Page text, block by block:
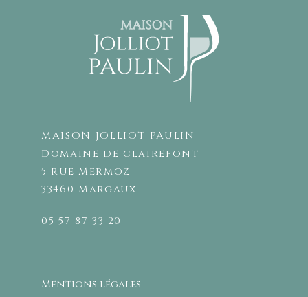
MAISON JOLLIOT PAULIN
Domaine de clairefont
5 rue Mermoz
33460 Margaux
05 57 87 33 20
Mentions légales